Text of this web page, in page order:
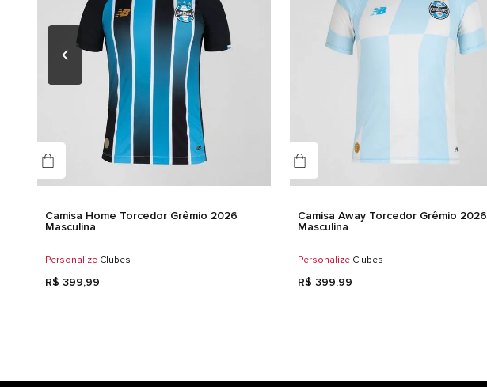
Camisa Home Torcedor Grêmio 2026
Masculina
Personalize Clubes
R$ 399,99
Camisa Away Torcedor Grêmio 2026
Masculina
Personalize Clubes
R$ 399,99